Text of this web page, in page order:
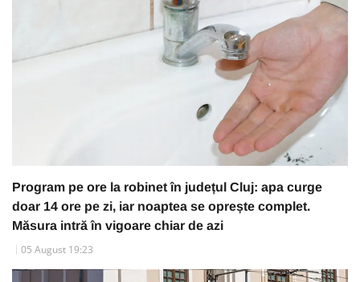
Program pe ore la robinet în județul Cluj: apa curge
doar 14 ore pe zi, iar noaptea se oprește complet.
Măsura intră în vigoare chiar de azi
05 August 19:23